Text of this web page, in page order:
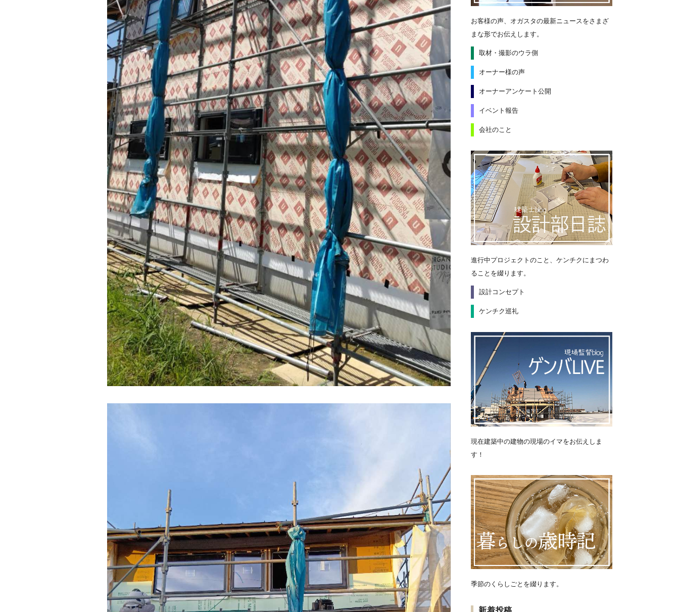
お客様の声、オガスタの最新ニュースをさまざ
まな形でお伝えします。
取材・撮影のウラ側
オーナー様の声
オーナーアンケート公開
イベント報告
会社のこと
進行中プロジェクトのこと、ケンチクにまつわ
ることを綴ります。
設計コンセプト
ケンチク巡礼
現在建築中の建物の現場のイマをお伝えしま
す！
季節のくらしごとを綴ります。